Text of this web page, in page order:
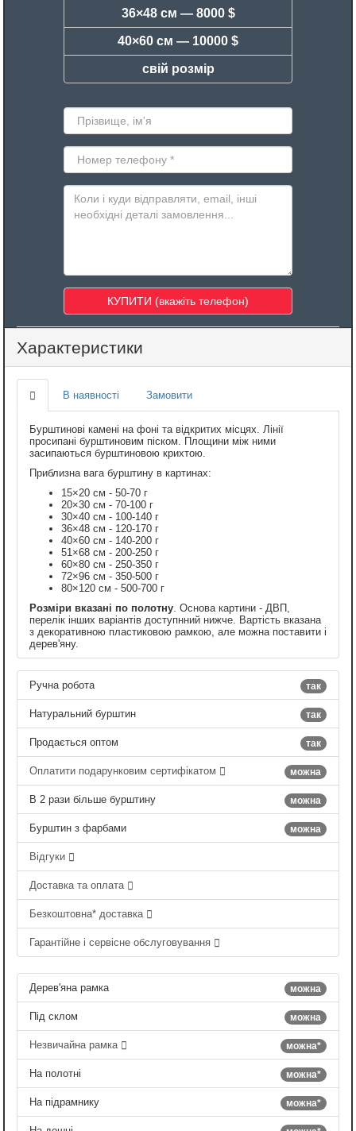
36×48 см — 8000 $
40×60 см — 10000 $
свій розмір
Характеристики
В наявності Замовити
Бурштинові камені на фоні та відкритих місцях. Лінії
просипані бурштиновим піском. Площини між ними
засипаються бурштиновою крихтою.
Приблизна вага бурштину в картинах:
15×20 см - 50-70 г
20×30 см - 70-100 г
30×40 см - 100-140 г
36×48 см - 120-170 г
40×60 см - 140-200 г
51×68 см - 200-250 г
60×80 см - 250-350 г
72×96 см - 350-500 г
80×120 см - 500-700 г
Розміри вказані по полотну . Основа картини - ДВП,
перелік інших варіантів доступнний нижче. Вартість вказана
з декоративною пластиковою рамкою, але можна поставити і
дерев'яну.
так
Ручна робота
так
Натуральний бурштин
так
Продається оптом
можна
Оплатити подарунковим сертифікатом
можна
В 2 рази більше бурштину
можна
Бурштин з фарбами
Відгуки
Доставка та оплата
Безкоштовна* доставка
Гарантійне і сервісне обслуговування
можна
Дерев'яна рамка
можна
Під склом
можна*
Незвичайна рамка
можна*
На полотні
можна*
На підрамнику